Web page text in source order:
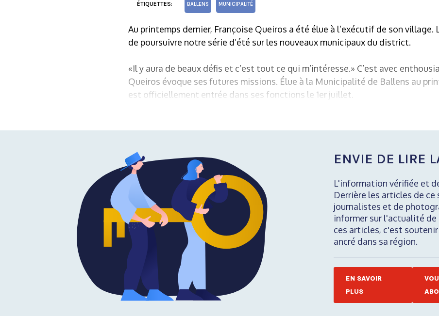
ÉTIQUETTES: BALLENS MUNICIPALITÉ
Au printemps dernier, Françoise Queiros a été élue à l’exécutif de son village.
de poursuivre notre série d’été sur les nouveaux municipaux du district.
«Il y aura de beaux défis et c’est tout ce qui m’intéresse.» C’est avec
Queiros évoque ses futures missions. Élue à la Municipalité de Ballens au
est officiellement entrée dans ses fonctions le 1er juillet.
ENVIE DE LIRE
L'information vérifiée et
Derrière les articles de ce
journalistes et de
informer sur l'actualité de
ces articles, c'est
ancré dans sa région.
EN SAVOIR
PLUS